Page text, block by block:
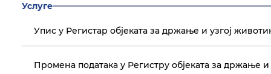
Услуге
Упис у Регистар објеката за држање и узгој
Промена података у Регистру објеката за